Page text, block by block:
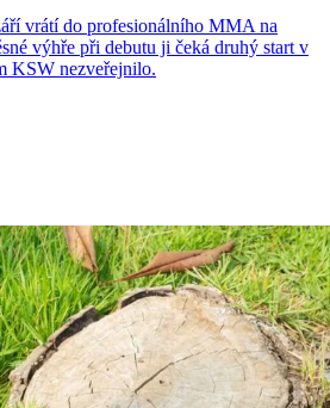
vrátí do profesionálního MMA na
výhře při debutu ji čeká druhý start v
KSW nezveřejnilo.